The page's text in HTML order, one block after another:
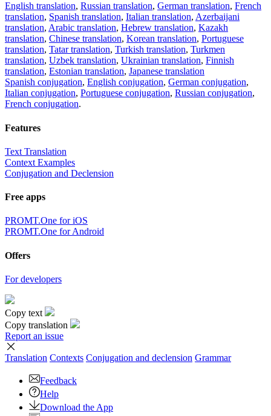
English translation, Russian translation, German translation, French
translation, Spanish translation, Italian translation, Azerbaijani
translation, Arabic translation, Hebrew translation, Kazakh
translation, Chinese translation, Korean translation, Portuguese
translation, Tatar translation, Turkish translation, Turkmen
translation, Uzbek translation, Ukrainian translation, Finnish
translation, Estonian translation, Japanese translation
Spanish conjugation, English conjugation, German conjugation,
Italian conjugation, Portuguese conjugation, Russian conjugation,
French conjugation.
Features
Text Translation
Context Examples
Conjugation and Declension
Free apps
PROMT.One for iOS
PROMT.One for Android
Offers
For developers
Copy text
Copy translation
Report an issue
Translation Contexts Conjugation and declension Grammar
Feedback
Help
Download the App